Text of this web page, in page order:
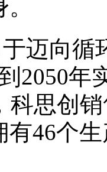
迈向循
2050
科思创
46个